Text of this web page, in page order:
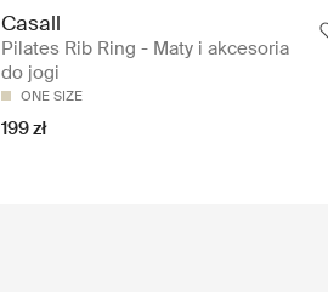
Casall
Pilates Rib Ring - Maty i akcesoria
do jogi
ONE SIZE
199 zł